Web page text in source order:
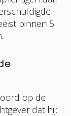
binnen 5
op de
dat hij: